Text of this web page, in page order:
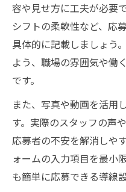
容や見せ方に工夫が必要
シフトの柔軟性など、応
具体的に記載しましょう
よう、職場の雰囲気や働
です。
また、写真や動画を活用
す。実際のスタッフの声
応募者の不安を解消しや
ォームの入力項目を最小
も簡単に応募できる導線